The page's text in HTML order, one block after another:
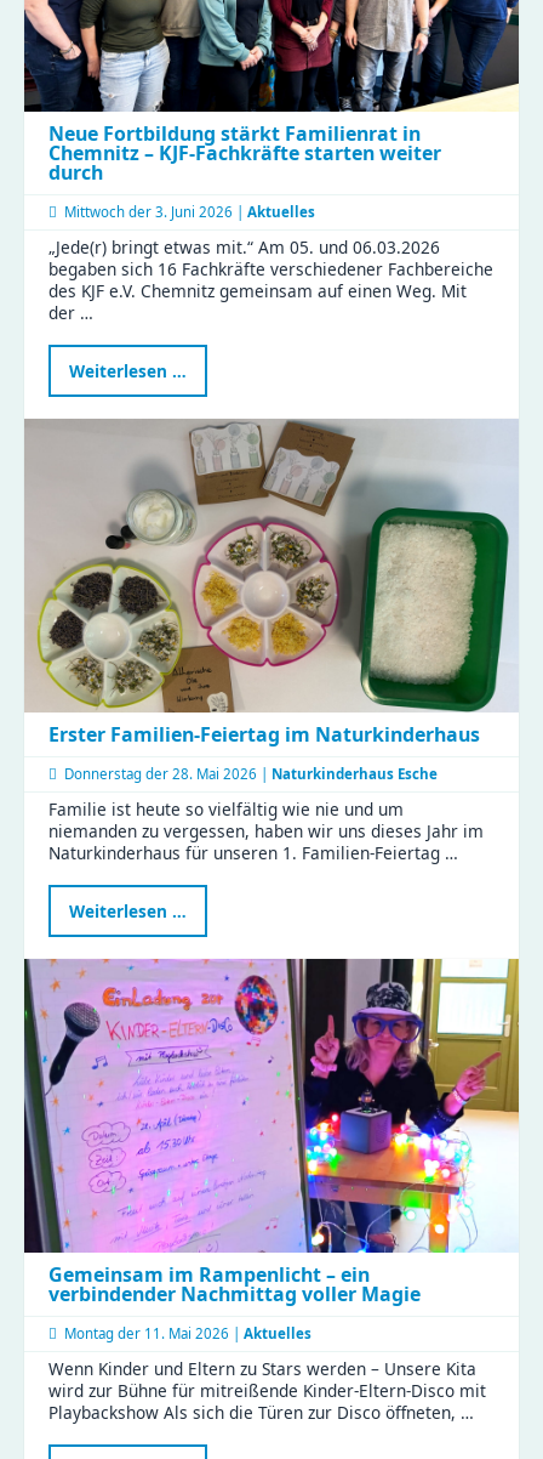
Neue Fortbildung stärkt Familienrat in
Chemnitz – KJF-Fachkräfte starten weiter
durch
Mittwoch der 3. Juni 2026 | Aktuelles
„Jede(r) bringt etwas mit.“ Am 05. und 06.03.2026
begaben sich 16 Fachkräfte verschiedener Fachbereiche
des KJF e.V. Chemnitz gemeinsam auf einen Weg. Mit
der …
Weiterlesen …
Fortbildung
Familienrat
in
Chemnitz
–
KJF-
Fachkräfte
starten
weiter
durch
Erster Familien-Feiertag im Naturkinderhaus
Donnerstag der 28. Mai 2026 | Naturkinderhaus Esche
Familie ist heute so vielfältig wie nie und um
niemanden zu vergessen, haben wir uns dieses Jahr im
Naturkinderhaus für unseren 1. Familien-Feiertag …
Weiterlesen …
Familien-
Naturkinderhaus
Gemeinsam im Rampenlicht – ein
verbindender Nachmittag voller Magie
Montag der 11. Mai 2026 | Aktuelles
Wenn Kinder und Eltern zu Stars werden – Unsere Kita
wird zur Bühne für mitreißende Kinder-Eltern-Disco mit
Playbackshow Als sich die Türen zur Disco öffneten, …